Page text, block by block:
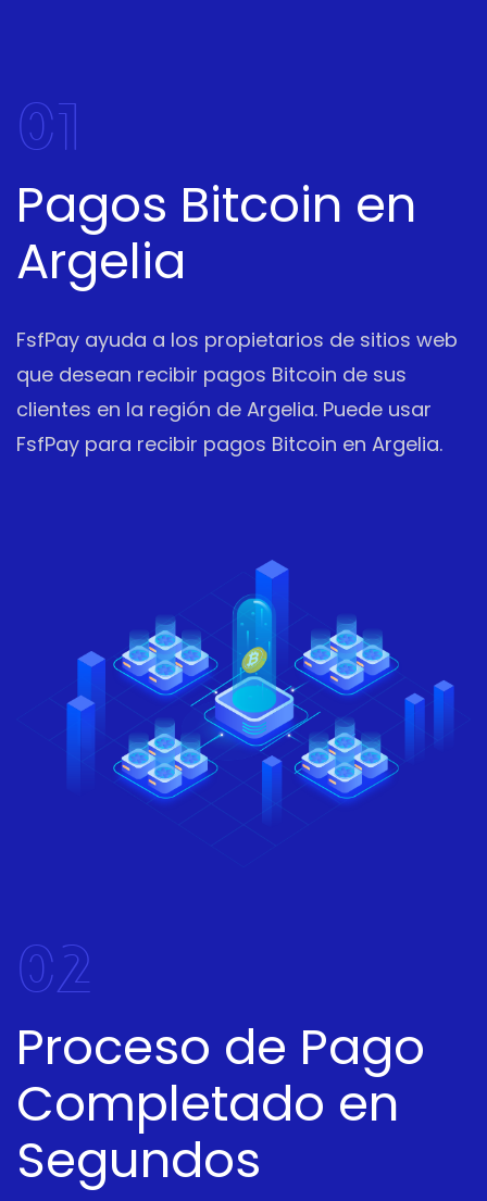
01
Pagos Bitcoin en
Argelia
FsfPay ayuda a los propietarios de sitios web
que desean recibir pagos Bitcoin de sus
clientes en la región de Argelia. Puede usar
FsfPay para recibir pagos Bitcoin en Argelia.
02
Proceso de Pago
Completado en
Segundos